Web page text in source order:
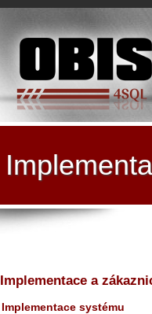
Implementace a
Implementace systému